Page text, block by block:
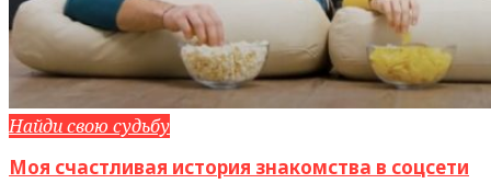
Найди свою судьбу
Моя счастливая история знакомства в соцсети